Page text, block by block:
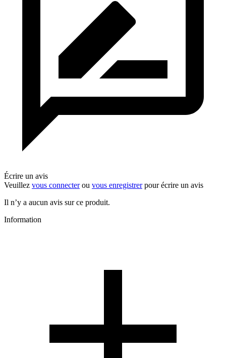
Écrire un avis
Veuillez vous connecterou vous enregistrerpour écrire un avis
Il n’y a aucun avis sur ce produit.
Information